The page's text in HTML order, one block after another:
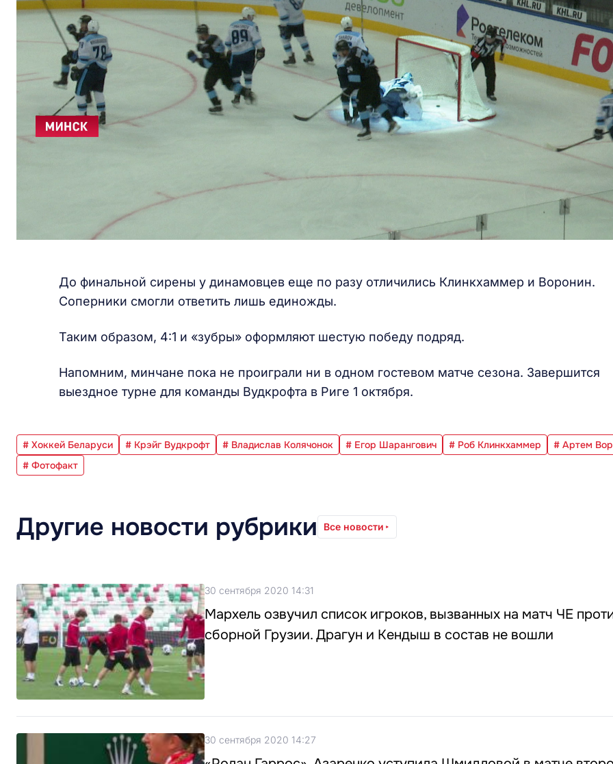
До финальной сирены у динамовцев еще по разу отличились Клинкхаммер и Воронин.
Соперники смогли ответить лишь единожды.
Таким образом, 4:1 и «зубры» оформляют шестую победу подряд.
Напомним, минчане пока не проиграли ни в одном гостевом матче сезона. Завершится
выездное турне для команды Вудкрофта в Риге 1 октября.
# Хоккей Беларуси # Крэйг Вудкрофт # Владислав Колячонок # Егор Шарангович # Роб Клинкхаммер
# Артем
# Фотофакт
Другие новости рубрики Все новости
30 сентября 2020 14:31
Мархель озвучил список игроков, вызванных на матч ЧЕ
сборной Грузии. Драгун и Кендыш в состав не вошли
30 сентября 2020 14:27